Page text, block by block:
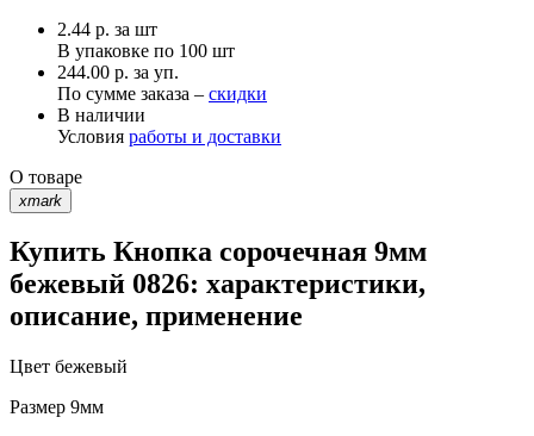
2.44 р. за шт
В упаковке по 100 шт
244.00 р. за уп.
По сумме заказа – скидки
В наличии
Условия работы и доставки
О товаре
xmark
Купить Кнопка сорочечная 9мм
бежевый 0826: характеристики,
описание, применение
Цвет бежевый
Размер 9мм